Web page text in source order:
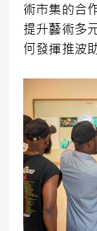
術市集的合
提升藝術多
何發揮推波